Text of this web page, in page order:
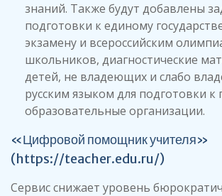
знаний. Также будут добавлены
подготовки к единому
экзамену и всероссийским
школьников, диагностические
детей, не владеющих и слабо
русским языком для подготовки к
образовательные организации.
«Цифровой помощник учителя»
(https://teacher.edu.ru/)
Сервис снижает уровень